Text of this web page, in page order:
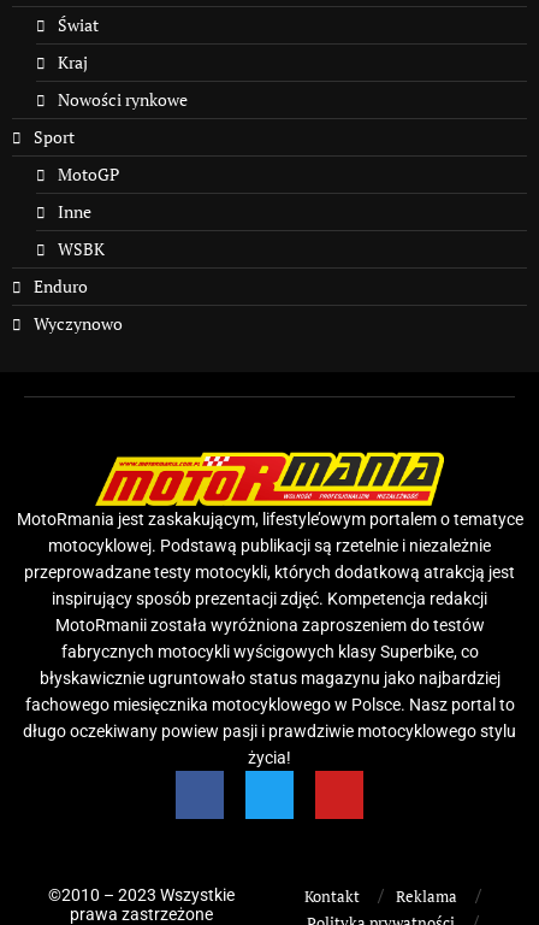
Świat
Kraj
Nowości rynkowe
Sport
MotoGP
Inne
WSBK
Enduro
Wyczynowo
MotoRmania jest zaskakującym, lifestyle’owym portalem o tematyce
motocyklowej. Podstawą publikacji są rzetelnie i niezależnie
przeprowadzane testy motocykli, których dodatkową atrakcją jest
inspirujący sposób prezentacji zdjęć. Kompetencja redakcji
MotoRmanii została wyróżniona zaproszeniem do testów
fabrycznych motocykli wyścigowych klasy Superbike, co
błyskawicznie ugruntowało status magazynu jako najbardziej
fachowego miesięcznika motocyklowego w Polsce. Nasz portal to
długo oczekiwany powiew pasji i prawdziwie motocyklowego stylu
życia!
©2010 – 2023 Wszystkie
prawa zastrzeżone
Kontakt
Reklama